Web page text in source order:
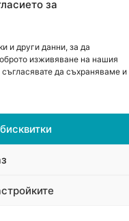
за
и други данни, за да
изживяване на нашия
да съхраняваме и